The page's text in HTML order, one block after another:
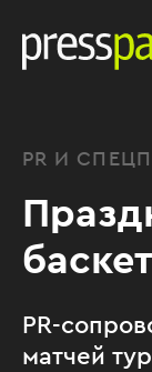
PR И
PR-
матчей